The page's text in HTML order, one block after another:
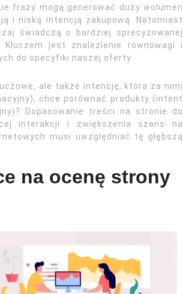
frazy mogą generować duży wolumen
i niską intencją zakupową. Natomiast
świadczą o bardziej sprecyzowanej
jest znalezienie równowagi i
do specyfiki naszej oferty.
ale także intencję, która za nimi
chce porównać produkty (intent
Dopasowanie treści na stronie do
interakcji i zwiększenia szans na
musi uwzględniać tę głębszą
na ocenę strony